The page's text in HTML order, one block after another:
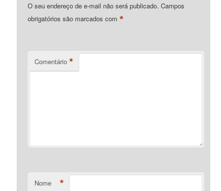
O seu endereço de e-mail não será publicado. Campos
obrigatórios são marcados com*
Comentário *
Nome *